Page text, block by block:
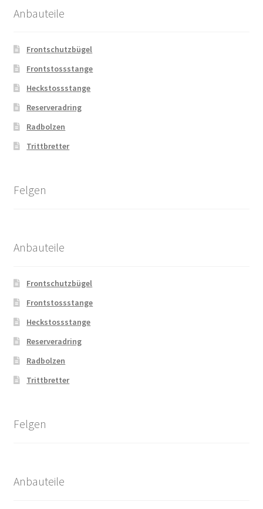
Anbauteile
Frontschutzbügel
Frontstossstange
Heckstossstange
Reserveradring
Radbolzen
Trittbretter
Felgen
Anbauteile
Frontschutzbügel
Frontstossstange
Heckstossstange
Reserveradring
Radbolzen
Trittbretter
Felgen
Anbauteile